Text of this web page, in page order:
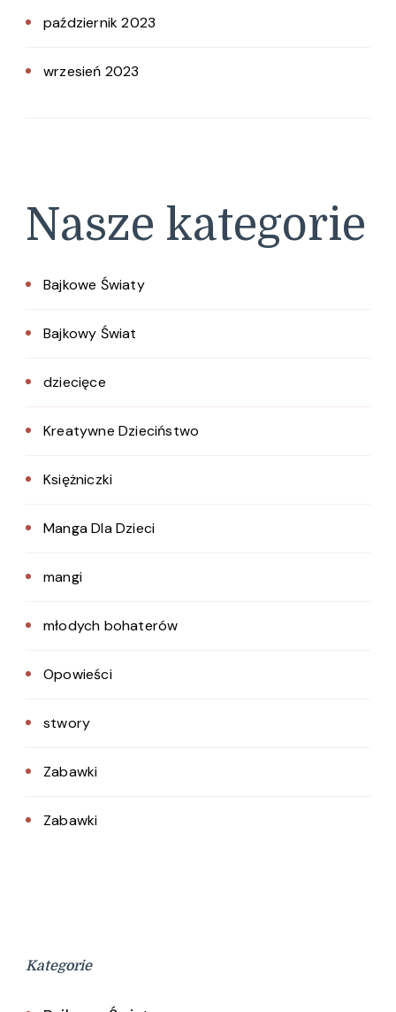
październik 2023
wrzesień 2023
Nasze kategorie
Bajkowe Światy
Bajkowy Świat
dziecięce
Kreatywne Dzieciństwo
Księżniczki
Manga Dla Dzieci
mangi
młodych bohaterów
Opowieści
stwory
Zabawki
Zabawki
Kategorie